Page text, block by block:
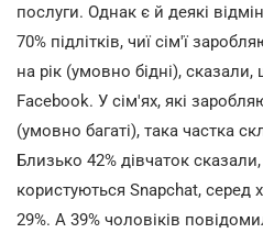
послуги. Однак є й деякі
70% підлітків, чиї сім'ї
на рік (умовно бідні),
Facebook. У сім'ях, які
(умовно багаті), така частка
Близько 42% дівчаток
користуються Snapchat, серед
29%. А 39% чоловіків